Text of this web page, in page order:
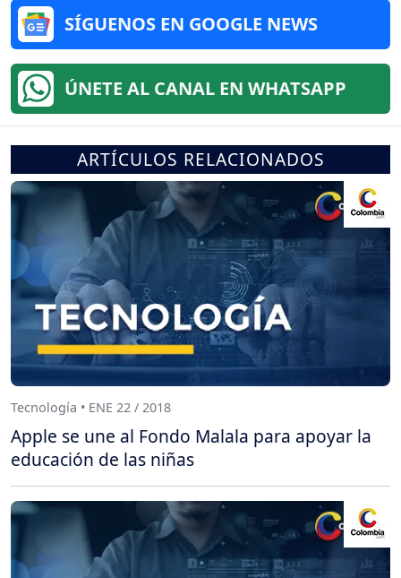
SÍGUENOS EN GOOGLE NEWS
ÚNETE AL CANAL EN WHATSAPP
ARTÍCULOS RELACIONADOS
Tecnología • ENE 22 / 2018
Apple se une al Fondo Malala para apoyar la
educación de las niñas